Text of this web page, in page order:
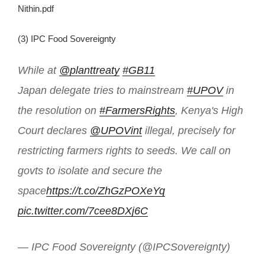
Nithin.pdf
(3) IPC Food Sovereignty
While at @planttreaty #GB11
Japan delegate tries to mainstream #UPOVin
the resolution on #FarmersRights, Kenya's High
Court declares @UPOVintillegal, precisely for
restricting farmers rights to seeds. We call on
govts to isolate and secure the
spacehttps://t.co/ZhGzPOXeYq
pic.twitter.com/7cee8DXj6C
— IPC Food Sovereignty (@IPCSovereignty)